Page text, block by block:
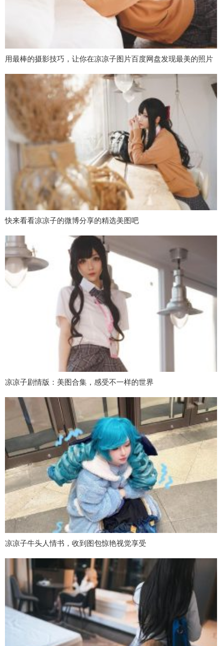
用最棒的摄影技巧，让你在凉凉子图片百度网盘发现最美的照片
快来看看凉凉子的微博分享的精选美图吧
凉凉子剧情版：美图合集，感受不一样的世界
凉凉子牛头人情书，收到图包惊艳视觉享受